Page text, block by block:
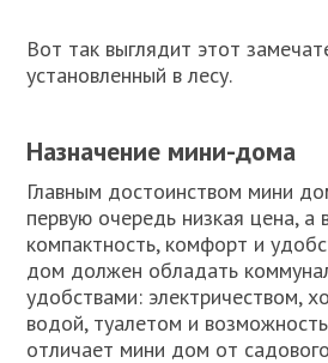
Вот так выглядит этот
установленный в лесу.
Назначение мини-дома
Главным достоинством мини
первую очередь низкая цена, а
компактность, комфорт и
дом должен обладать
удобствами: электричеством,
водой, туалетом и
отличает мини дом от